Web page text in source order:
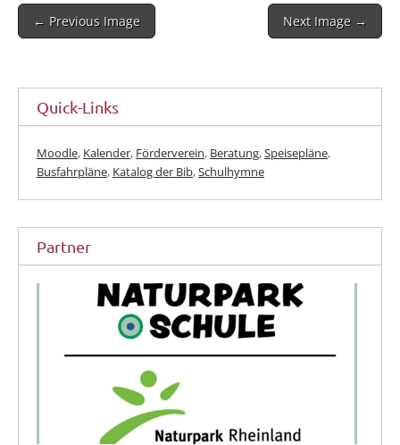
navigation
← Previous Image Next Image →
Quick-Links
Moodle, Kalender, Förderverein, Beratung,Speisepläne,
Busfahrpläne, Katalog der Bib,Schulhymne
Partner